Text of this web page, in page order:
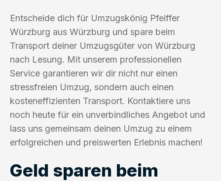
Entscheide dich für Umzugskönig Pfeiffer
Würzburg aus Würzburg und spare beim
Transport deiner Umzugsgüter von Würzburg
nach Lesung. Mit unserem professionellen
Service garantieren wir dir nicht nur einen
stressfreien Umzug, sondern auch einen
kosteneffizienten Transport. Kontaktiere uns
noch heute für ein unverbindliches Angebot und
lass uns gemeinsam deinen Umzug zu einem
erfolgreichen und preiswerten Erlebnis machen!
Geld sparen beim